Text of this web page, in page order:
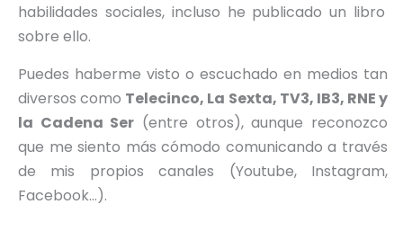
habilidades sociales, incluso he publicado un libro
sobre ello.
Puedes haberme visto o escuchado en medios tan
diversos como Telecinco, La Sexta, TV3, IB3, RNE y
la Cadena Ser (entre otros), aunque reconozco
que me siento más cómodo comunicando a través
de mis propios canales (Youtube, Instagram,
Facebook…).